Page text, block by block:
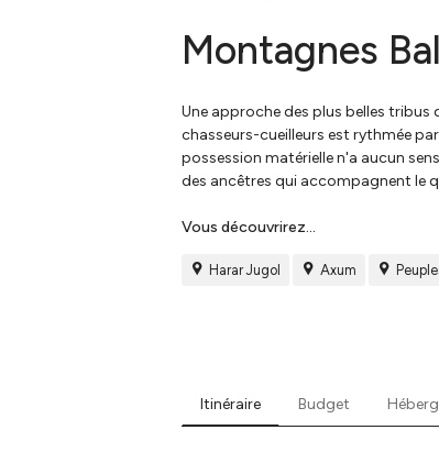
Montagnes
Une approche des plus belles
chasseurs-cueilleurs est rythmée
possession matérielle n'a aucun
des ancêtres qui accompagnent le
Vous découvrirez...
Harar Jugol Axum
Itinéraire Budget